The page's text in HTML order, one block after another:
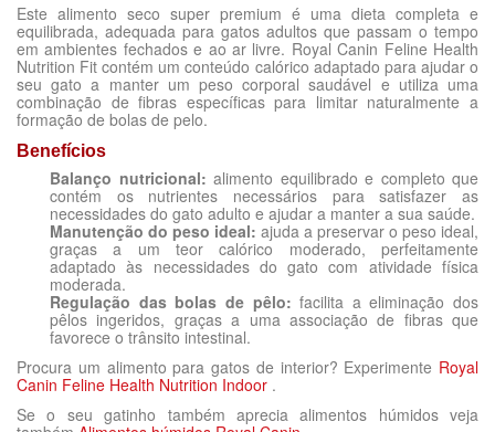
Este alimento seco super premium é uma dieta completa e
equilibrada, adequada para gatos adultos que passam o tempo
em ambientes fechados e ao ar livre. Royal Canin Feline Health
Nutrition Fit contém um conteúdo calórico adaptado para ajudar o
seu gato a manter um peso corporal saudável e utiliza uma
combinação de fibras específicas para limitar naturalmente a
formação de bolas de pelo.
Benefícios
Balanço nutricional: alimento equilibrado e completo que
contém os nutrientes necessários para satisfazer as
necessidades do gato adulto e ajudar a manter a sua saúde.
Manutenção do peso ideal: ajuda a preservar o peso ideal,
graças a um teor calórico moderado, perfeitamente
adaptado às necessidades do gato com atividade física
moderada.
Regulação das bolas de pêlo: facilita a eliminação dos
pêlos ingeridos, graças a uma associação de fibras que
favorece o trânsito intestinal.
Procura um alimento para gatos de interior? Experimente Royal
Canin Feline Health Nutrition Indoor .
Se o seu gatinho também aprecia alimentos húmidos veja